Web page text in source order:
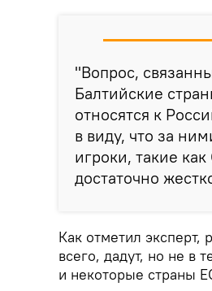
"Вопрос,
Балтийские
относятся к
в виду, что за
игроки, такие
достаточно
Как отметил эксперт,
всего, дадут, но не в
и некоторые страны